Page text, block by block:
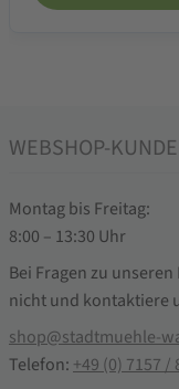
WEBSHOP-
Montag bis Freitag:
8:00 – 13:30 Uhr
Bei Fragen zu
nicht und kontaktiere
shop@stadtmuehle-
Telefon: +49 (0) 7157 /